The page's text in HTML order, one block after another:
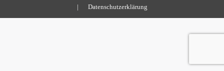
| Datenschutzerklärung